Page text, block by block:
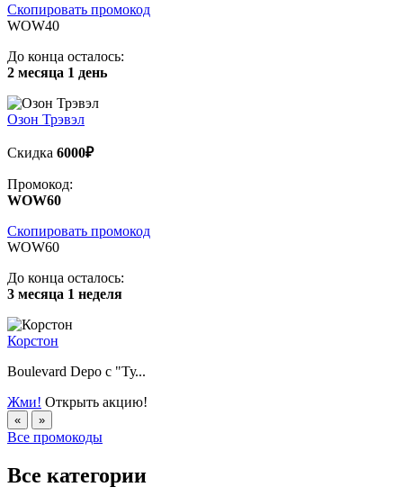
Скопировать промокод
WOW40
До конца осталось:
2 месяца 1 день
Озон Трэвэл
Скидка 6000₽
Промокод:
WOW60
Скопировать промокод
WOW60
До конца осталось:
3 месяца 1 неделя
Корстон
Boulevard Depo с "Ту...
Жми! Открыть акцию!
« »
Все промокоды
Все категории